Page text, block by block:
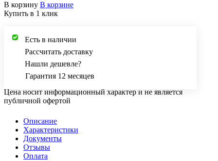
В корзину В корзине
Купить в 1 клик
Есть в наличии
Рассчитать доставку
Нашли дешевле?
Гарантия 12 месяцев
Цена носит информационный характер и не является
публичной офертой
Описание
Характеристики
Документы
Отзывы
Оплата